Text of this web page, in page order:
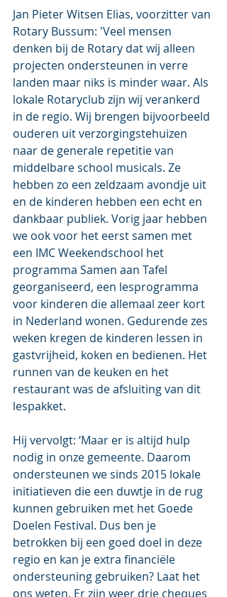
Jan Pieter Witsen Elias, voorzitter van
Rotary Bussum: 'Veel mensen
denken bij de Rotary dat wij alleen
projecten ondersteunen in verre
landen maar niks is minder waar. Als
lokale Rotaryclub zijn wij verankerd
in de regio. Wij brengen bijvoorbeeld
ouderen uit verzorgingstehuizen
naar de generale repetitie van
middelbare school musicals. Ze
hebben zo een zeldzaam avondje uit
en de kinderen hebben een echt en
dankbaar publiek. Vorig jaar hebben
we ook voor het eerst samen met
een IMC Weekendschool het
programma Samen aan Tafel
georganiseerd, een lesprogramma
voor kinderen die allemaal zeer kort
in Nederland wonen. Gedurende zes
weken kregen de kinderen lessen in
gastvrijheid, koken en bedienen. Het
runnen van de keuken en het
restaurant was de afsluiting van dit
lespakket.
Hij vervolgt: ‘Maar er is altijd hulp
nodig in onze gemeente. Daarom
ondersteunen we sinds 2015 lokale
initiatieven die een duwtje in de rug
kunnen gebruiken met het Goede
Doelen Festival. Dus ben je
betrokken bij een goed doel in deze
regio en kan je extra financiële
ondersteuning gebruiken? Laat het
ons weten. Er zijn weer drie cheques